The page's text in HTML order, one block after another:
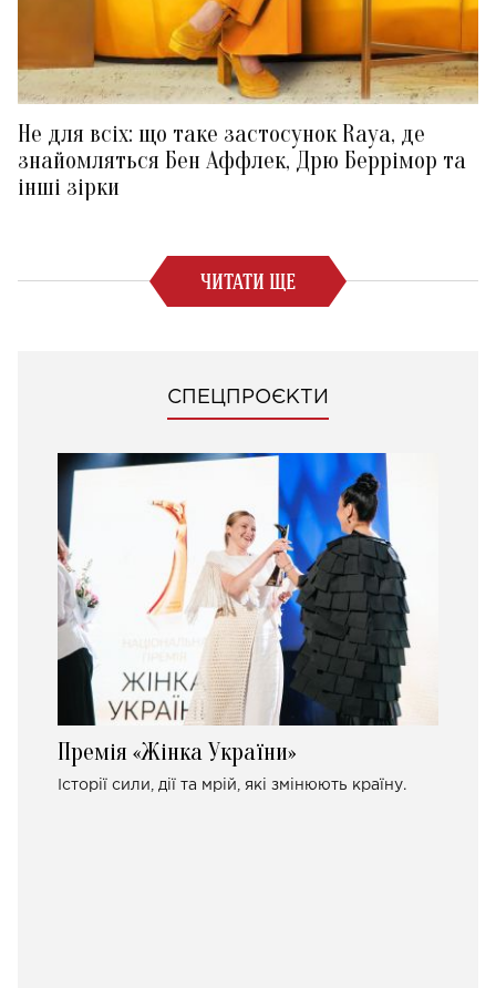
Не для всіх: що таке застосунок Raya, де
знайомляться Бен Аффлек, Дрю Беррімор та
інші зірки
ЧИТАТИ ЩЕ
СПЕЦПРОЄКТИ
Премія «Жінка України»
Історії сили, дії та мрій, які змінюють країну.